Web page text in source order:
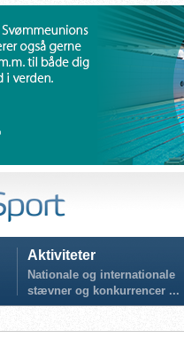
Aktiviteter
Nationale og internationale
stævner og konkurrencer ...